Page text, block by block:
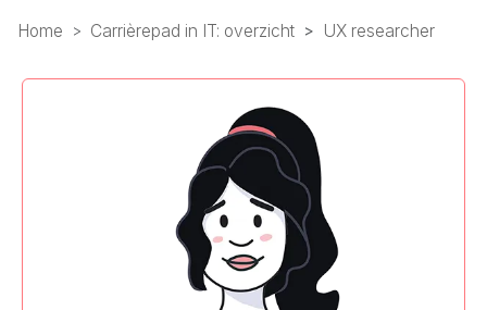
Home Carrièrepad in IT: overzicht UX researcher